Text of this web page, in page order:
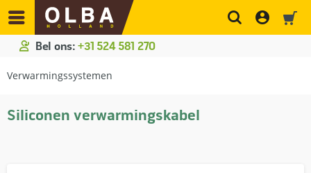
Bel ons: +31 524 581 270
Verwarmingssystemen
Siliconen verwarmingskabel